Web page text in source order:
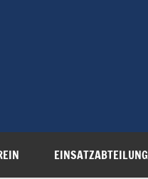
EINSATZABTEILUNG